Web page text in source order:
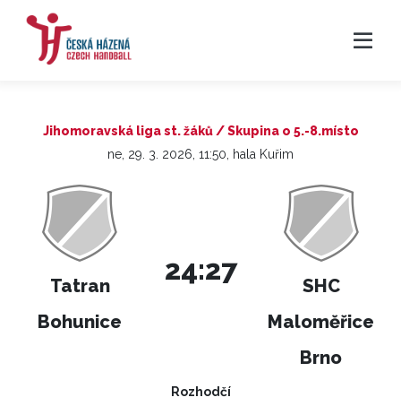
Jihomoravská liga st. žáků / Skupina o 5.-8.místo
ne, 29. 3. 2026, 11:50, hala Kuřim
Tatran
Bohunice
24:27
SHC
Maloměřice
Brno
Rozhodčí